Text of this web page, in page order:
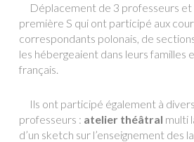
Déplacement de 3 professeurs et
première S qui ont participé aux
correspondants polonais, de
les hébergeaient dans leurs familles
français.
Ils ont participé également à
professeurs : atelier théâtral multi
d’un sketch sur l’enseignement des